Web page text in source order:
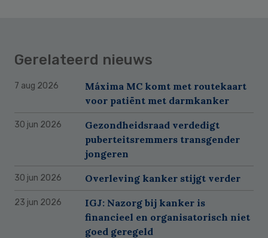
Gerelateerd nieuws
7 aug 2026
Máxima MC komt met routekaart
voor patiënt met darmkanker
30 jun 2026
Gezondheidsraad verdedigt
puberteitsremmers transgender
jongeren
30 jun 2026 Overleving kanker stijgt verder
23 jun 2026
IGJ: Nazorg bij kanker is
financieel en organisatorisch niet
goed geregeld